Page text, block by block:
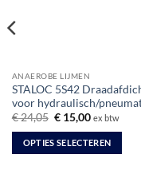
ANAEROBE LIJMEN
STALOC 5S42
voor hydraulisch/
€24,05 Oorspronkelijke
was:
€ 24,05.
€15,00Huidige
is:
€ 15,00.
ex btw
OPTIES SELECTEREN